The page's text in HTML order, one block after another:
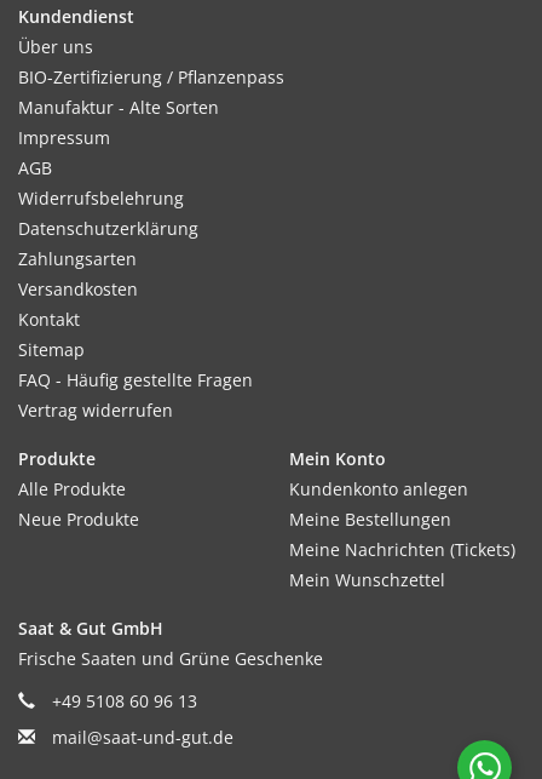
Kundendienst
Über uns
BIO-Zertifizierung / Pflanzenpass
Manufaktur - Alte Sorten
Impressum
AGB
Widerrufsbelehrung
Datenschutzerklärung
Zahlungsarten
Versandkosten
Kontakt
Sitemap
FAQ - Häufig gestellte Fragen
Vertrag widerrufen
Produkte
Alle Produkte
Neue Produkte
Mein Konto
Kundenkonto anlegen
Meine Bestellungen
Meine Nachrichten (Tickets)
Mein Wunschzettel
Saat & Gut GmbH
Frische Saaten und Grüne Geschenke
+49 5108 60 96 13
mail@saat-und-gut.de